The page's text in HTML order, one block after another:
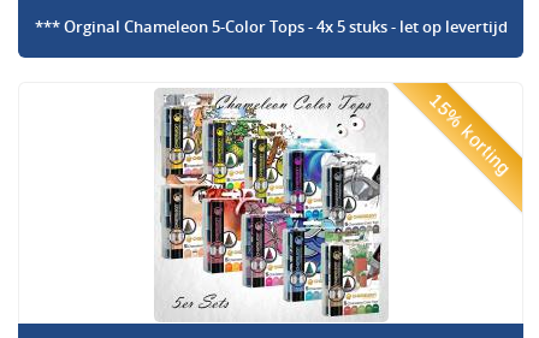
*** Orginal Chameleon 5-Color Tops - 4x 5 stuks - let op levertijd
15% korting